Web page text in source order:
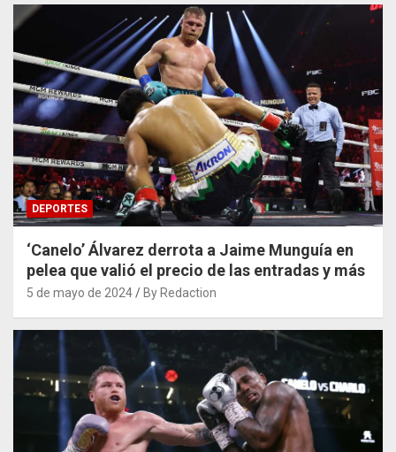
DEPORTES
‘Canelo’ Álvarez derrota a Jaime Munguía en
pelea que valió el precio de las entradas y más
5 de mayo de 2024 By Redaction